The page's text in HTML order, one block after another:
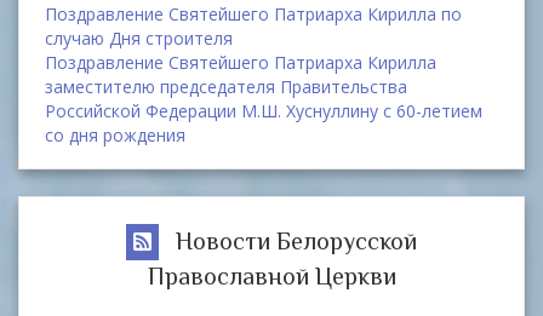
Поздравление Святейшего Патриарха Кирилла по
случаю Дня строителя
Поздравление Святейшего Патриарха Кирилла
заместителю председателя Правительства
Российской Федерации М.Ш. Хуснуллину с 60-летием
со дня рождения
Новости Белорусской
Православной Церкви